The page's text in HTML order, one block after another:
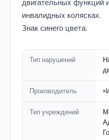
двигательных функций
инвалидных колясках.
Знак синего цвета.
Тип нарушений
Производитель
Тип учреждений